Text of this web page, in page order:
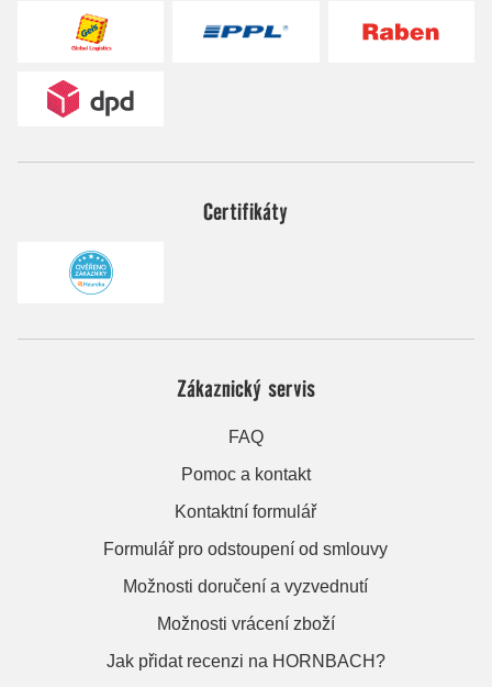
Certifikáty
Zákaznický servis
FAQ
Pomoc a kontakt
Kontaktní formulář
Formulář pro odstoupení od smlouvy
Možnosti doručení a vyzvednutí
Možnosti vrácení zboží
Jak přidat recenzi na HORNBACH?